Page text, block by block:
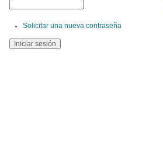
Solicitar una nueva contraseña